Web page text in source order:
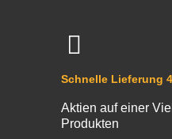
Schnelle Lieferung
Aktien auf einer
Produkten